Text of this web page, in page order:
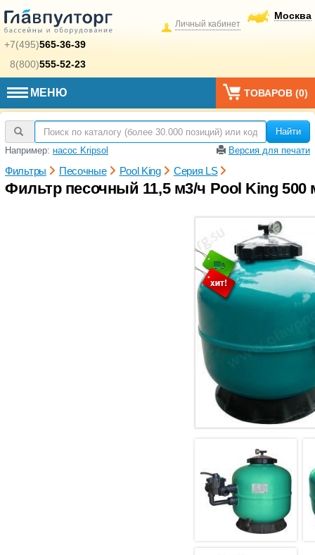
+7(495)565-36-39
8(800)555-52-23
Москва
Личный кабинет
МЕНЮ ТОВАРОВ (0)
Найти
Например: насос Kripsol Версия для печати
Фильтры Песочные Pool King Серия LS
Фильтр песочный 11,5 м3/ч Pool King 500